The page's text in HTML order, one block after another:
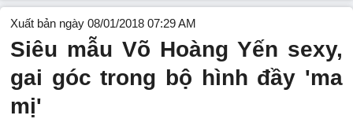
Xuất bản ngày 08/01/2018 07:29 AM
Siêu mẫu Võ Hoàng Yến sexy,
gai góc trong bộ hình đầy 'ma
mị'